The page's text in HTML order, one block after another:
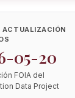
ACTUALIZACIÓN
05-20
FOIA del
Data Project